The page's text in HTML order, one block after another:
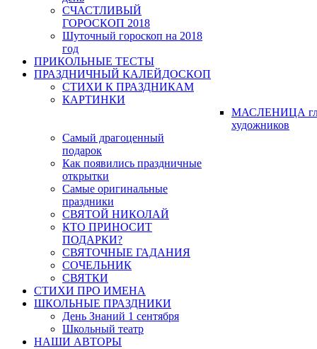
СЧАСТЛИВЫЙ
ГОРОСКОП 2018
Шуточный гороскоп на 2018
год
ПРИКОЛЬНЫЕ ТЕСТЫ
ПРАЗДНИЧНЫЙ КАЛЕЙДОСКОП
СТИХИ К ПРАЗДНИКАМ
КАРТИНКИ
МАСЛЕНИЦА
художников
Самый драгоценный
подарок
Как появились праздничные
открытки
Самые оригинальные
праздники
СВЯТОЙ НИКОЛАЙ
КТО ПРИНОСИТ
ПОДАРКИ?
СВЯТОЧНЫЕ ГАДАНИЯ
СОЧЕЛЬНИК
СВЯТКИ
СТИХИ ПРО ИМЕНА
ШКОЛЬНЫЕ ПРАЗДНИКИ
День Знаний 1 сентября
Школьный театр
НАШИ АВТОРЫ